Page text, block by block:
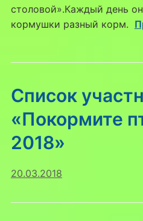
столовой».Каждый день
кормушки разный корм.
Список
«Покормите
2018»
20.03.2018